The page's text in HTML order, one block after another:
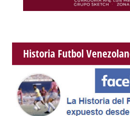
Historia Futbol